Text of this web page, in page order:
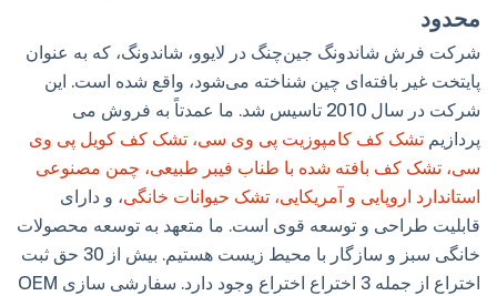
محدود
شرکت فرش شاندونگ جین‌چنگ در لایوو، شاندونگ، که به عنوان
پایتخت غیر بافته‌ای چین شناخته می‌شود، واقع شده است. این
شرکت در سال 2010 تاسیس شد. ما عمدتاً به فروش می
پردازیم تشک کف کامپوزیت پی وی سی، تشک کف کویل پی وی
سی، تشک کف بافته شده با طناب فیبر طبیعی، چمن مصنوعی
استاندارد اروپایی و آمریکایی، تشک حیوانات خانگی، و دارای
قابلیت طراحی و توسعه قوی است. ما متعهد به توسعه محصولات
خانگی سبز و سازگار با محیط زیست هستیم. بیش از 30 حق ثبت
اختراع از جمله 3 اختراع اختراع وجود دارد. سفارشی سازی OEM